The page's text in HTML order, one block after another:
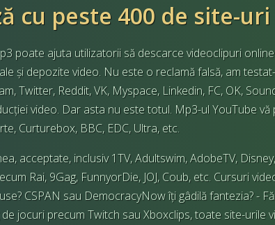
cu peste 400 de site-
poate ajuta utilizatorii să descarce videoclipuri
și depozite video. Nu este o reclamă falsă, am
Twitter, Reddit, VK, Myspace, Linkedin, FC, OK,
video. Dar asta nu este totul. Mp3-ul YouTube
Curturebox, BBC, EDC, Ultra, etc.
acceptate, inclusiv 1TV, Adultswim, AdobeTV,
Rai, 9Gag, FunnyorDie, JOJ, Coub, etc. Cursuri
CSPAN sau DemocracyNow îți gâdilă fantezia? -
jocuri precum Twitch sau Xboxclips, toate site-urile